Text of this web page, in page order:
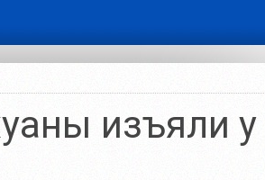
изъяли у